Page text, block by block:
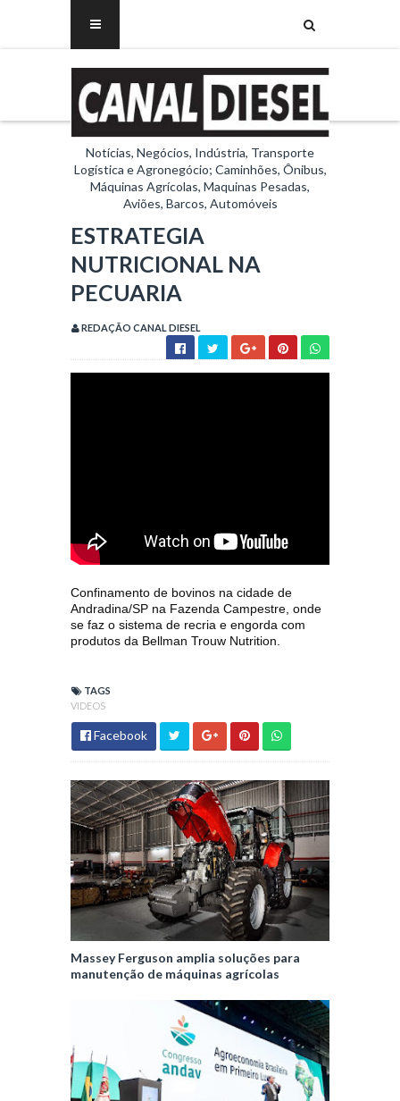
Notícias, Negócios, Indústria, Transporte
Logística e Agronegócio; Caminhões, Ônibus,
Máquinas Agrícolas, Maquinas Pesadas,
Aviões, Barcos, Automóveis
ESTRATEGIA
NUTRICIONAL NA
PECUARIA
REDAÇÃO CANAL DIESEL
Confinamento de bovinos na cidade de
Andradina/SP na Fazenda Campestre, onde
se faz o sistema de recria e engorda com
produtos da Bellman Trouw Nutrition.
TAGS
VIDEOS
Facebook
Massey Ferguson amplia soluções para
manutenção de máquinas agrícolas